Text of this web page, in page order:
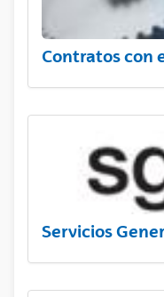
Contratos con
Servicios